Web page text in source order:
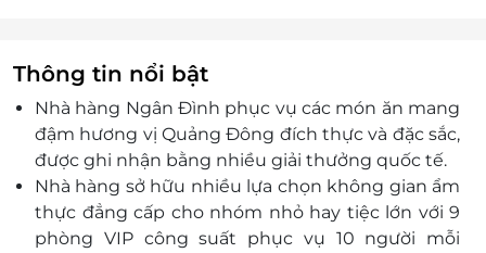
Thông tin nổi bật
Nhà hàng Ngân Đình phục vụ các món ăn mang
đậm hương vị Quảng Đông đích thực và đặc sắc,
được ghi nhận bằng nhiều giải thưởng quốc tế.
Nhà hàng sở hữu nhiều lựa chọn không gian ẩm
thực đẳng cấp cho nhóm nhỏ hay tiệc lớn với 9
phòng VIP công suất phục vụ 10 người mỗi